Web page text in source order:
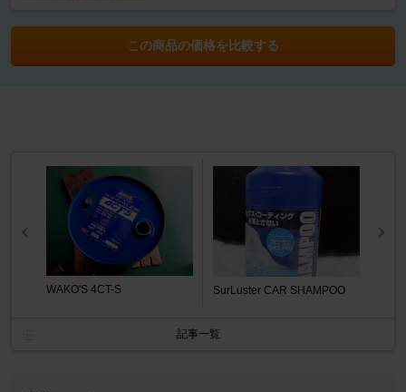
この商品の価格を比較する
WAKO'S 4CT-S SurLuster CAR SHAMPOO
記事一覧